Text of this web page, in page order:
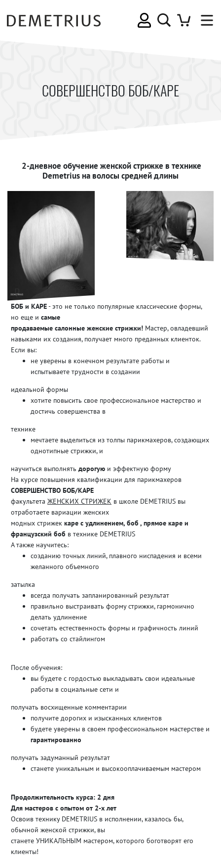
СОВЕРШЕНСТВО БОБ/КАРЕ
2-дневное обучение женской стрижке в технике
Demetrius на волосы средней длины
БОБ и КАРЕ- это не только популярные классические формы,
но еще и самые
продаваемые салонные женские стрижки! Мастер, овладевший
навыками их создания, получает много преданных клиенток.
Если вы:
не уверены в конечном результате работы и
испытываете трудности в создании
идеальной формы
хотите повысить свое профессиональное мастерство и
достичь совершенства в
технике
мечтаете выделиться из толпы парикмахеров, создающих
однотипные стрижки, и
научиться выполнять дорогую и эффектную форму
На курсе повышения квалификации для парикмахеров
СОВЕРШЕНСТВО БОБ/КАРЕ
факультета ЖЕНСКИХ СТРИЖЕК в школе DEMETRIUS вы
отработаете вариации женских
модных стрижек каре с удлинением, боб , прямое каре и
французский боб в технике DEMETRIUS
А также научитесь:
созданию точных линий, плавного ниспадения и всеми
желанного объемного
затылка
всегда получать запланированный результат
правильно выстраивать форму стрижки, гармонично
делать удлинение
сочетать естественность формы и графичность линий
работать со стайлингом
После обучения:
вы будете с гордостью выкладывать свои идеальные
работы в социальные сети и
получать восхищенные комментарии
получите дорогих и изысканных клиентов
будете уверены в своем профессиональном мастерстве и
гарантированно
получать задуманный результат
станете уникальным и высокооплачиваемым мастером
Продолжительность курса: 2 дня
Для мастеров с опытом от 2-х лет
Освоив технику DEMETRIUS в исполнении, казалось бы,
обычной женской стрижки, вы
станете УНИКАЛЬНЫМ мастером, которого боготворят его
клиенты!